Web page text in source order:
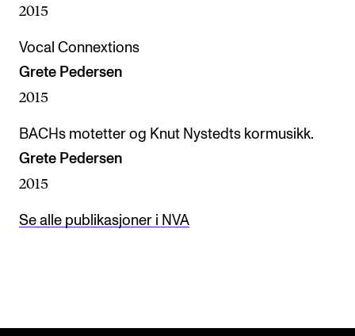
2015
Vocal Connextions
Grete Pedersen
2015
BACHs motetter og Knut Nystedts kormusikk.
Grete Pedersen
2015
Se alle publikasjoner i NVA